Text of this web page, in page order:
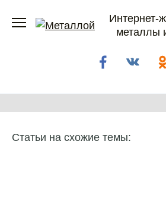
Интернет-
металлы
Статьи на схожие темы: